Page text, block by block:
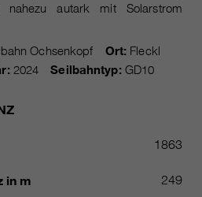
autark mit Solarstrom
Ochsenkopf Ort: Fleckl
2024 Seilbahntyp:GD10
1863
in m 249
die vom Benutzer
Cookie-Einstellungen.
werden von Google
Arten von
zu
und nicht-
privacy.